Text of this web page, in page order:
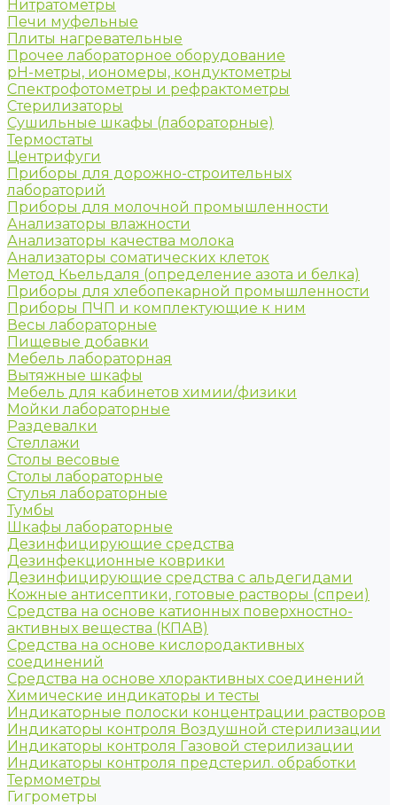
Нитратометры
Печи муфельные
Плиты нагревательные
Прочее лабораторное оборудование
рН-метры, иономеры, кондуктометры
Спектрофотометры и рефрактометры
Стерилизаторы
Сушильные шкафы (лабораторные)
Термостаты
Центрифуги
Приборы для дорожно-строительных
лабораторий
Приборы для молочной промышленности
Анализаторы влажности
Анализаторы качества молока
Анализаторы соматических клеток
Метод Кьельдаля (определение азота и белка)
Приборы для хлебопекарной промышленности
Приборы ПЧП и комплектующие к ним
Весы лабораторные
Пищевые добавки
Мебель лабораторная
Вытяжные шкафы
Мебель для кабинетов химии/физики
Мойки лабораторные
Раздевалки
Стеллажи
Столы весовые
Столы лабораторные
Стулья лабораторные
Тумбы
Шкафы лабораторные
Дезинфицирующие средства
Дезинфекционные коврики
Дезинфицирующие средства с альдегидами
Кожные антисептики, готовые растворы (спреи)
Средства на основе катионных поверхностно-
активных вещества (КПАВ)
Средства на основе кислородактивных
соединений
Средства на основе хлорактивных соединений
Химические индикаторы и тесты
Индикаторные полоски концентрации растворов
Индикаторы контроля Воздушной стерилизации
Индикаторы контроля Газовой стерилизации
Индикаторы контроля предстерил. обработки
Термометры
Гигрометры